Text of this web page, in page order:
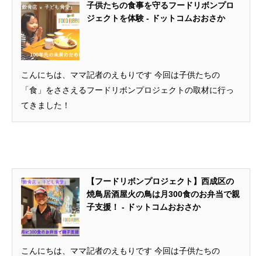
子供たちの食事を守るフードリボンプロ
ジェクトを体験 - ドットコムおおさか
こんにちは、ママ記者のえもりです 今回は子供たちの
「食」をささえるフードリボンプロジェクトの取材に行っ
てきました！
【フードリボンプロジェクト】西成区の
焼鳥居酒屋火の鳥は月300食のお弁当で親
子支援！ - ドットコムおおさか
こんにちは、ママ記者のえもりです 今回は子供たちの